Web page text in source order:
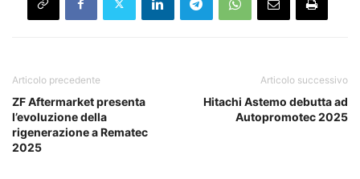
Articolo precedente
ZF Aftermarket presenta
l’evoluzione della
rigenerazione a Rematec
2025
Articolo successivo
Hitachi Astemo debutta ad
Autopromotec 2025